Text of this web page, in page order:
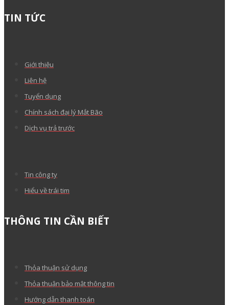
TIN TỨC
Giới thiệu
Liên hệ
Tuyển dụng
Chính sách đại lý Mắt Bão
Dịch vụ trả trước
Tin công ty
Hiểu về trái tim
THÔNG TIN CẦN BIẾT
Thỏa thuận sử dụng
Thỏa thuận bảo mật thông tin
Hướng dẫn thanh toán